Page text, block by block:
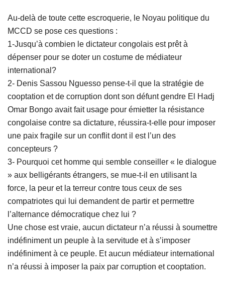
Au-delà de toute cette escroquerie, le Noyau politique du
MCCD se pose ces questions :
1-Jusqu’à combien le dictateur congolais est prêt à
dépenser pour se doter un costume de médiateur
international?
2- Denis Sassou Nguesso pense-t-il que la stratégie de
cooptation et de corruption dont son défunt gendre El Hadj
Omar Bongo avait fait usage pour émietter la résistance
congolaise contre sa dictature, réussira-t-elle pour imposer
une paix fragile sur un conflit dont il est l’un des
concepteurs ?
3- Pourquoi cet homme qui semble conseiller « le dialogue
» aux belligérants étrangers, se mue-t-il en utilisant la
force, la peur et la terreur contre tous ceux de ses
compatriotes qui lui demandent de partir et permettre
l’alternance démocratique chez lui ?
Une chose est vraie, aucun dictateur n’a réussi à soumettre
indéfiniment un peuple à la servitude et à s’imposer
indéfiniment à ce peuple. Et aucun médiateur international
n’a réussi à imposer la paix par corruption et cooptation.